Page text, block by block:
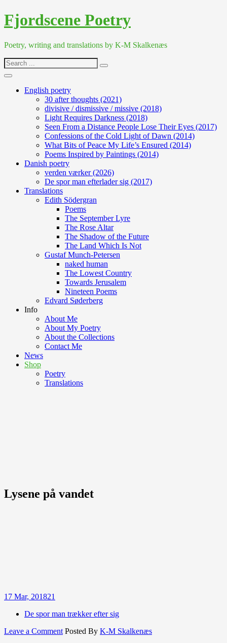
Skip
to
Fjordscene Poetry
Poetry, writing and translations by K-M Skalkenæs
Search
for:
English poetry
30 after thoughts (2021)
divisive / dismissive / missive (2018)
Light Requires Darkness (2018)
Seen From a Distance People Lose Their Eyes (2017)
Confessions of the Cold Light of Dawn (2014)
What Bits of Peace My Life’s Ensured (2014)
Poems Inspired by Paintings (2014)
Danish poetry
verden værker (2026)
De spor man efterlader sig (2017)
Translations
Edith Södergran
Poems
The September Lyre
The Rose Altar
The Shadow of the Future
The Land Which Is Not
Gustaf Munch-Petersen
naked human
The Lowest Country
Towards Jerusalem
Nineteen Poems
Edvard Søderberg
Info
About Me
About My Poetry
About the Collections
Contact Me
News
Shop
Poetry
Translations
Lysene på vandet
17 Mar, 201821
De spor man trækker efter sig
Leave a Commenton
Posted By K-M Skalkenæs